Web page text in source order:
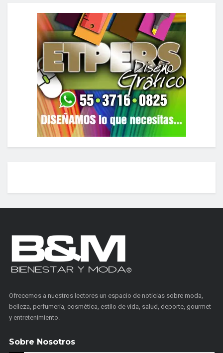
Ofrecemos a nuestros lectores un espacio de noticias sobre moda,
belleza, perfumería, cosmética, estilo de vida, salud, deporte, gourmet
y entretenimiento.
Sobre Nosotros